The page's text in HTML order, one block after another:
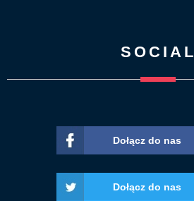
SOCIAL
Dołącz do nas
Dołącz do nas